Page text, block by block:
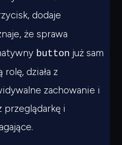
dodaje
że sprawa
button już sam
działa z
zachowanie i
przeglądarkę i